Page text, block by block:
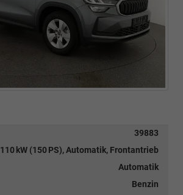
39883
110 kW (150 PS), Automatik, Frontantrieb
Automatik
Benzin